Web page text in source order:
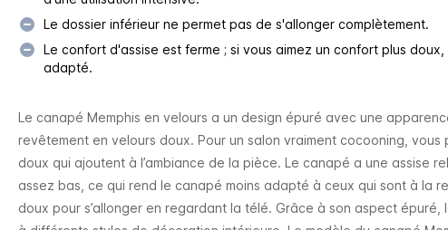
Le dossier inférieur ne permet pas de s'allonger complètement.
Le confort d'assise est ferme ; si vous aimez un confort plus
adapté.
Le canapé Memphis en velours a un design épuré avec une
revêtement en velours doux. Pour un salon vraiment cocooning, vous
doux qui ajoutent à l’ambiance de la pièce. Le canapé a une assise
assez bas, ce qui rend le canapé moins adapté à ceux qui sont à la
doux pour s’allonger en regardant la télé. Grâce à son aspect épuré,